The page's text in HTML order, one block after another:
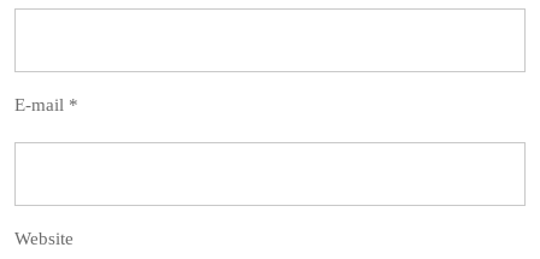
E-mail *
Website